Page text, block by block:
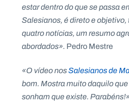
estar dentro do que se passa
Salesianos, é direto e objetivo,
quatro notícias, um resumo
abordados». Pedro Mestre
«O vídeo nosSalesianos de
bom. Mostra muito daquilo
sonham que existe. Parabéns!»
A
g
e
d
C
o
n
a
o
N
e